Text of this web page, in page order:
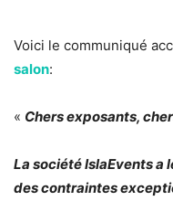
Voici le communiqué
salon:
« Chers exposants,
La société IslaEvents a
des contraintes